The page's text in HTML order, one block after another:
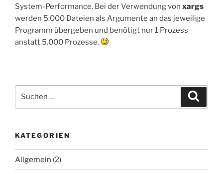
System-Performance. Bei der Verwendung von xargs
werden 5.000 Dateien als Argumente an das jeweilige
Programm übergeben und benötigt nur 1 Prozess
anstatt 5.000 Prozesse.
nach:
KATEGORIEN
Allgemein (2)